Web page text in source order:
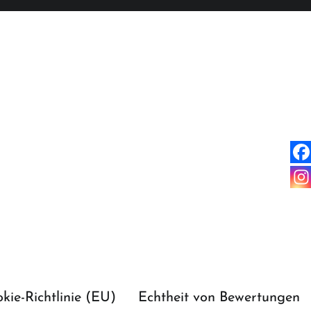
Richtlinie (EU) Echtheit von Bewertungen